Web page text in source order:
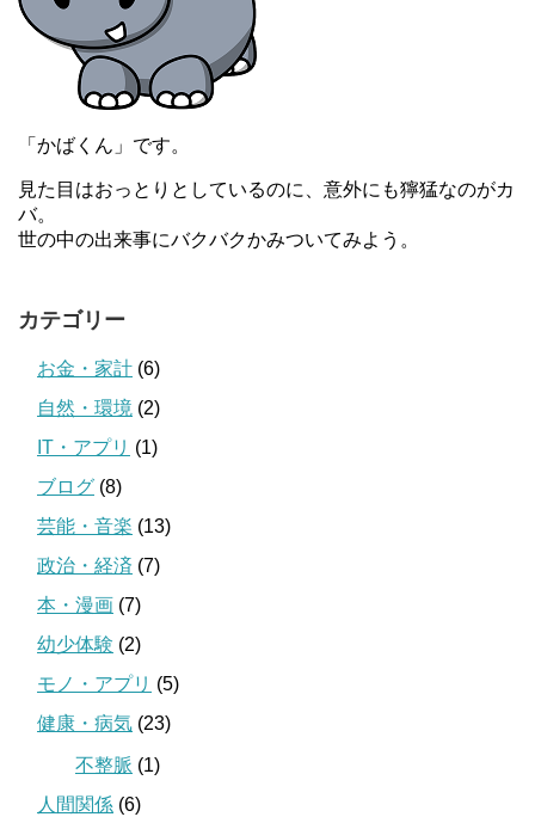
「かばくん」です。
見た目はおっとりとしているのに、意外にも獰猛なのがカ
バ。
世の中の出来事にバクバクかみついてみよう。
カテゴリー
お金・家計 (6)
自然・環境 (2)
IT・アプリ (1)
ブログ (8)
芸能・音楽 (13)
政治・経済 (7)
本・漫画 (7)
幼少体験 (2)
モノ・アプリ (5)
健康・病気 (23)
不整脈 (1)
人間関係 (6)